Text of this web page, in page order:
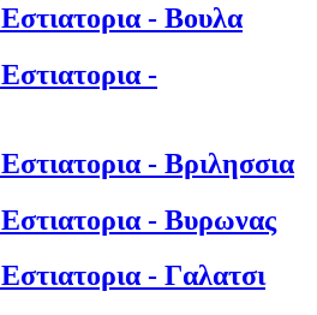
- Βουλα
-
- Βριλησσια
- Βυρωνας
- Γαλατσι